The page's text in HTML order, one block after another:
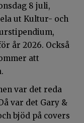
8 juli,
ut Kultur- och
år 2026. Också
att
var det reda
var det Gary &
bjöd på covers